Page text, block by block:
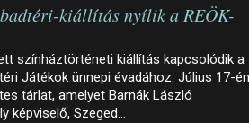
kiállítás nyílik a REÖK-
színháztörténeti kiállítás kapcsolódik a
Játékok ünnepi évadához. Július 17-én
tárlat, amelyet Barnák László
képviselő, Szeged…